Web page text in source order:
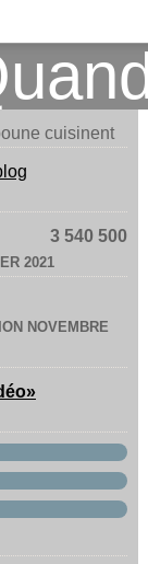
3 540 500
2021
NOVEMBRE
»